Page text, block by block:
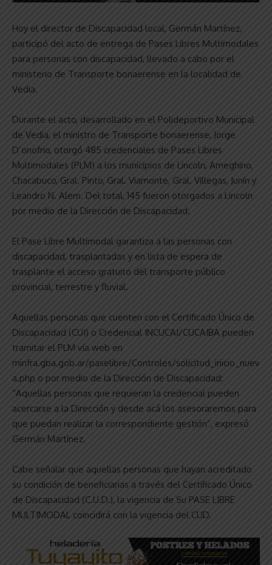
Hoy el director de Discapacidad local, Germán Martínez,
participó del acto de entrega de Pases Libres Multimodales
para personas con discapacidad, llevado a cabo por el
ministerio de Transporte bonaerense en la localidad de
Vedia.
Durante el acto, desarrollado en el Polideportivo Municipal
de Vedia, el ministro de Transporte bonaerense, Jorge
D’onofrio, otorgó 485 credenciales de Pases Libres
Multimodales (PLM) a los municipios de Lincoln, Ameghino,
Chacabuco, Gral. Pinto, Gral. Viamonte, Gral. Villegas, Junín y
Leandro N. Alem. Del total, 145 fueron otorgados a Lincoln
por medio de la Dirección de Discapacidad.
El Pase Libre Multimodal garantiza a las personas con
discapacidad, trasplantadas y en lista de espera de
trasplante el acceso gratuito del transporte público
provincial, terrestre y fluvial.
Aquellas personas que cuenten con el Certificado Único de
Discapacidad (CUI) o Credencial INCUCAI/CUCAIBA pueden
tramitar el PLM vía web en
minfra.gba.gob.ar/paselibre/Controles/solicitud_inicio_nuev
a.php o por medio de la Dirección de Discapacidad:
“Aquellas personas que requieran la credencial pueden
acercarse a la Dirección y desde acá los asesoraremos para
que puedan realizar la correspondiente gestión”, expresó
Germán Martínez.
Cabe señalar que aquellas personas que hayan acreditado
su condición de beneficiarias a través del Certificado Único
de Discapacidad (C.U.D.), la vigencia de Su PASE LIBRE
MULTIMODAL coincidirá con la vigencia del CUD.